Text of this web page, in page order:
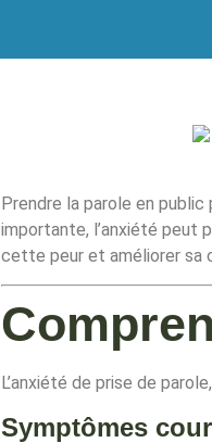
Prendre la parole en
importante, l’anxiété peut
cette peur et améliorer sa
L’anxiété de prise de
Symptômes